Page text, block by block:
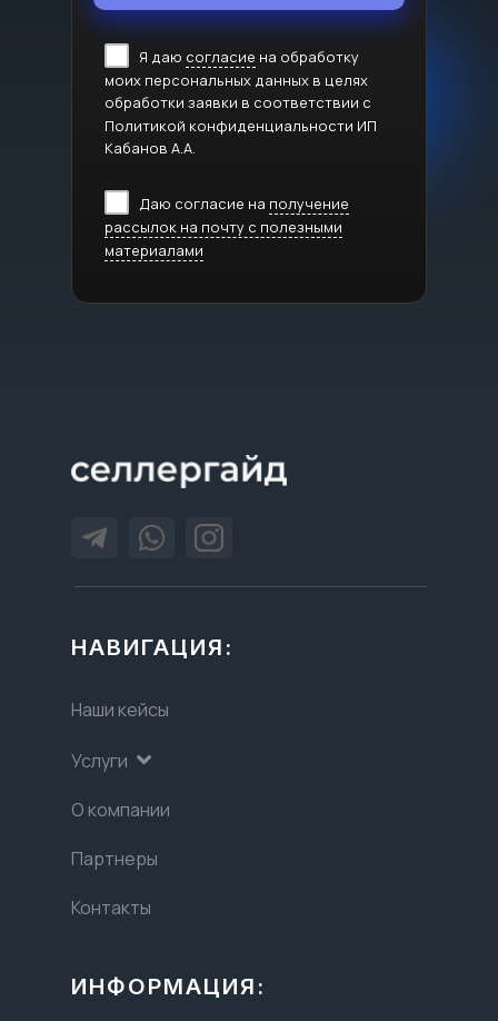
Я даю согласие на обработку
моих персональных данных в целях
обработки заявки в соответствии с
Политикой конфиденциальности ИП
Кабанов А.А.
Даю согласие на получение
рассылок на почту с полезными
материалами
НАВИГАЦИЯ:
Наши кейсы
Услуги
О компании
Партнеры
Контакты
ИНФОРМАЦИЯ: